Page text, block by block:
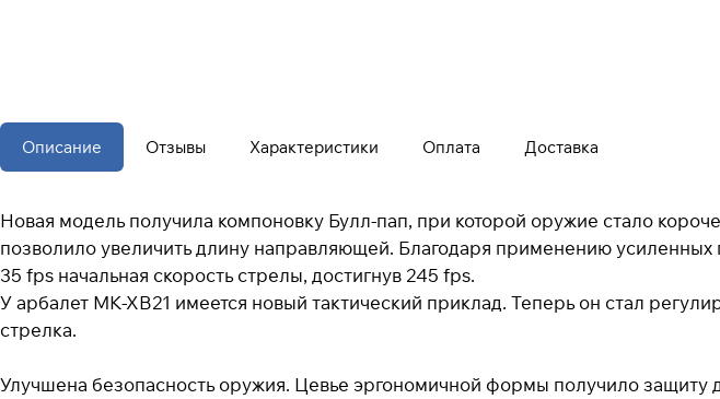
Описание Отзывы Характеристики Оплата Доставка
Новая модель получила компоновку Булл-пап, при которой оружие стало
позволило увеличить длину направляющей. Благодаря применению
35 fps начальная скорость стрелы, достигнув 245 fps.
У арбалет МК-ХВ21 имеется новый тактический приклад. Теперь он стал
стрелка.
Улучшена безопасность оружия. Цевье эргономичной формы получило защиту
Добавляйте
При оформлении